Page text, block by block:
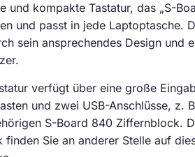
und kompakte Tastatur, das „S-
und passt in jede Laptoptasche.
sein ansprechendes Design und
verfügt über eine große
und zwei USB-Anschlüsse, z.
S-Board 840 Ziffernblock.
finden Sie an anderer Stelle auf